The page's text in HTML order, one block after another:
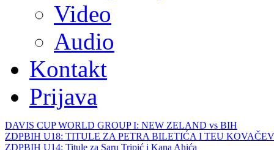
Video
Audio
Kontakt
Prijava
DAVIS CUP WORLD GROUP I: NEW ZELAND vs BIH
ZDPBIH U18: TITULE ZA PETRA BILETIĆA I TEU
ZDPBIH U14: Titule za Saru Tripić i Kana Ahića